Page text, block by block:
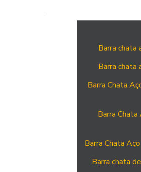
Barra chata
Barra chata
Barra Chata
Barra Chata
Barra Chata
Barra chata